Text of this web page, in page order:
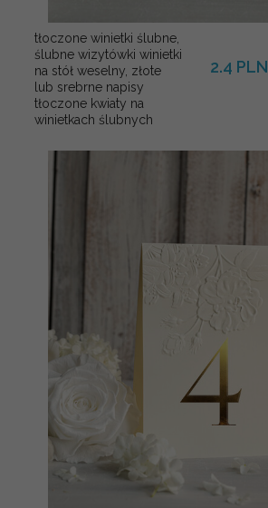
tłoczone winietki ślubne,
ślubne wizytówki winietki
na stół weselny, złote
lub srebrne napisy
tłoczone kwiaty na
winietkach ślubnych
2.4 PLN